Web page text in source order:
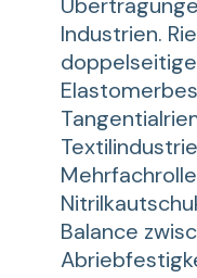
Industrien.
Balance